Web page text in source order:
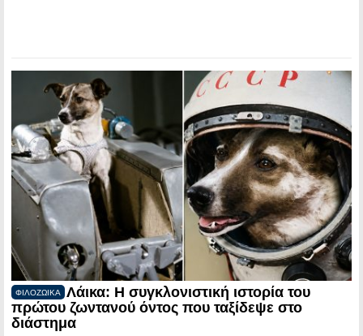
ΦΙΛΟΖΩΙΚΑ
Λάικα: Η συγκλονιστική ιστορία του
πρώτου ζωντανού όντος που ταξίδεψε στο
διάστημα